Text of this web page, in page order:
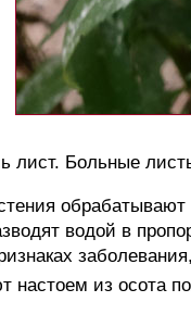
лист. Больные
водой в
настоем из осота